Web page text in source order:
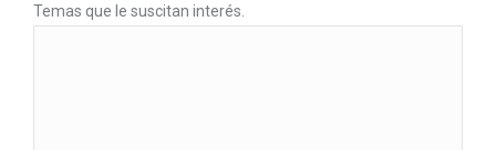
Temas que le suscitan interés.